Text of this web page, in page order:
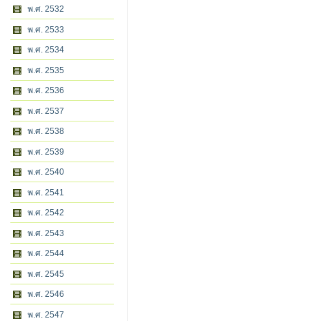
พ.ศ. 2532
พ.ศ. 2533
พ.ศ. 2534
พ.ศ. 2535
พ.ศ. 2536
พ.ศ. 2537
พ.ศ. 2538
พ.ศ. 2539
พ.ศ. 2540
พ.ศ. 2541
พ.ศ. 2542
พ.ศ. 2543
พ.ศ. 2544
พ.ศ. 2545
พ.ศ. 2546
พ.ศ. 2547